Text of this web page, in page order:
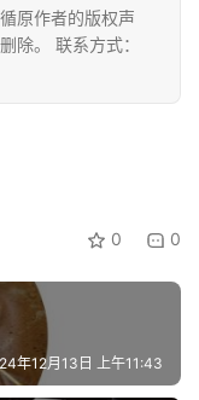
原作者的版权声
除。 联系方式：
0 0
年12月13日 上午11:43